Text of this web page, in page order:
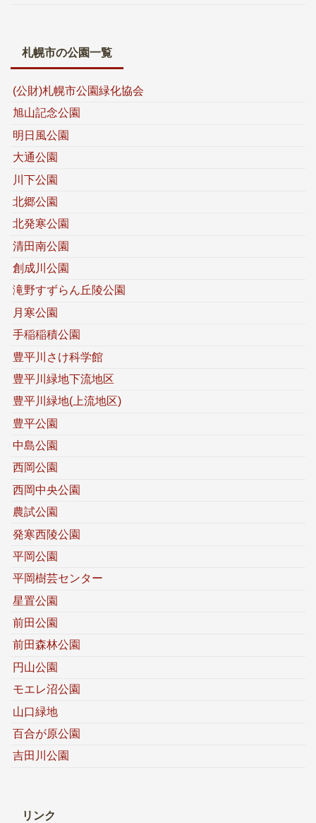
札幌市の公園一覧
(公財)札幌市公園緑化協会
旭山記念公園
明日風公園
大通公園
川下公園
北郷公園
北発寒公園
清田南公園
創成川公園
滝野すずらん丘陵公園
月寒公園
手稲稲積公園
豊平川さけ科学館
豊平川緑地下流地区
豊平川緑地(上流地区)
豊平公園
中島公園
西岡公園
西岡中央公園
農試公園
発寒西陵公園
平岡公園
平岡樹芸センター
星置公園
前田公園
前田森林公園
円山公園
モエレ沼公園
山口緑地
百合が原公園
吉田川公園
リンク